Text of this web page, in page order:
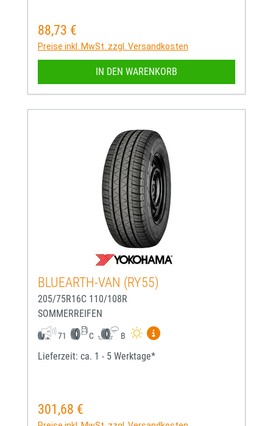
Regulärer Preis:
88,73 €
Preise inkl. MwSt. zzgl. Versandkosten
IN DEN WARENKORB
BLUEARTH-VAN (RY55)
205/75R16C 110/108R
SOMMERREIFEN
71 C B
Mehr Informationen zum
Lieferzeit: ca. 1 - 5 Werktage*
Regulärer Preis:
301,68 €